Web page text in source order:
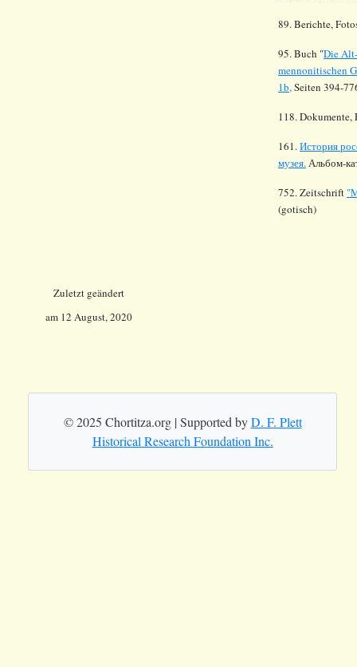
89. Berichte,
95. Buch "Die
mennonitischen
1b,Seiten 394-
118.
161.История
музея.Альбом-
752. Zeitschrift
(gotisch)
Zuletzt geändert
am 12 August, 2020
© 2025 Chortitza.org | Supported byD. F. Plett
Historical Research Foundation Inc.